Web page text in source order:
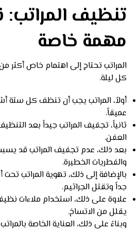
تنظيف المراتب:
مهمة خاصة
المراتب تحتاج إلى اهتمام خاص أكثر من
كل ليلة.
أولاً، المراتب يجب أن تنظف كل ستة
عميقاً.
ثانياً، تجفيف المراتب جيداً بعد
العفن.
بعد ذلك، عدم تجفيف المراتب قد يسبب
والفطريات الخطيرة.
بالإضافة إلى ذلك، تهوية المراتب
جداً وتقتل الجراثيم.
علاوة على ذلك، استخدام ملاءات
يقلل من الاتساخ.
وبناءً على ذلك، العناية الخاصة